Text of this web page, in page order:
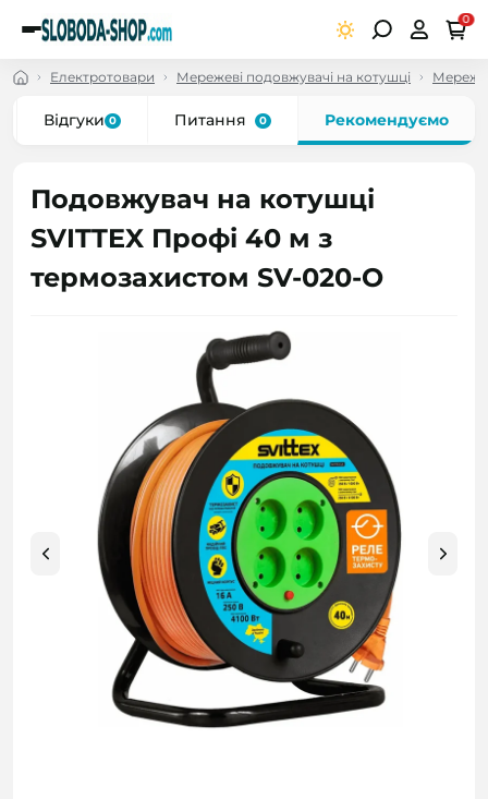
0
Електротовари Мережеві подовжувачі на котушці
Відгуки 0 Питання 0 Рекомендуємо
Подовжувач на котушці
SVITTEX Профі 40 м з
термозахистом SV-020-О